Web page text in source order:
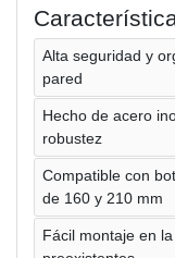
Alta seguridad y
pared
Hecho de acero
robustez
Compatible con
de 160 y 210 mm
Fácil montaje en